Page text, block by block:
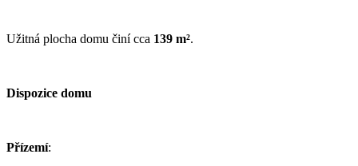
Užitná plocha domu činí cca 139 m².
Dispozice domu
Přízemí: